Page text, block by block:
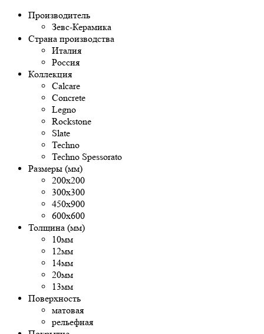
Производитель
Зевс-Керамика
Страна производства
Италия
Россия
Коллекция
Calcare
Concrete
Legno
Rockstone
Slate
Techno
Techno Spessorato
Размеры (мм)
200х200
300х300
450х900
600х600
Толщина (мм)
10мм
12мм
14мм
20мм
13мм
Поверхность
матовая
рельефная